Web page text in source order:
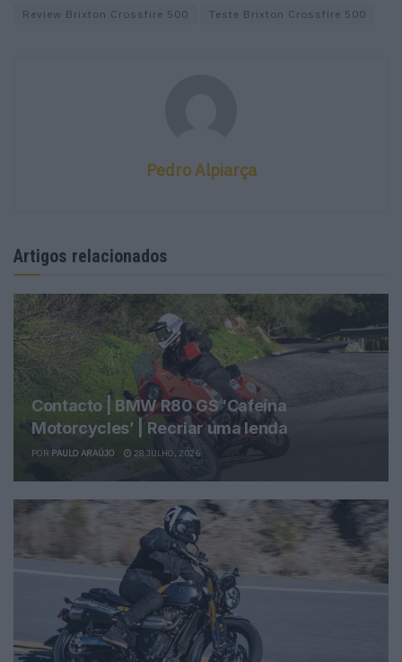
Review Brixton Crossfire 500
Teste Brixton Crossfire 500
Pedro Alpiarça
Artigos relacionados
Contacto | BMW R80 GS ‘Cafeína
Motorcycles’ | Recriar uma lenda
POR PAULO ARAÚJO 28 JULHO, 2026